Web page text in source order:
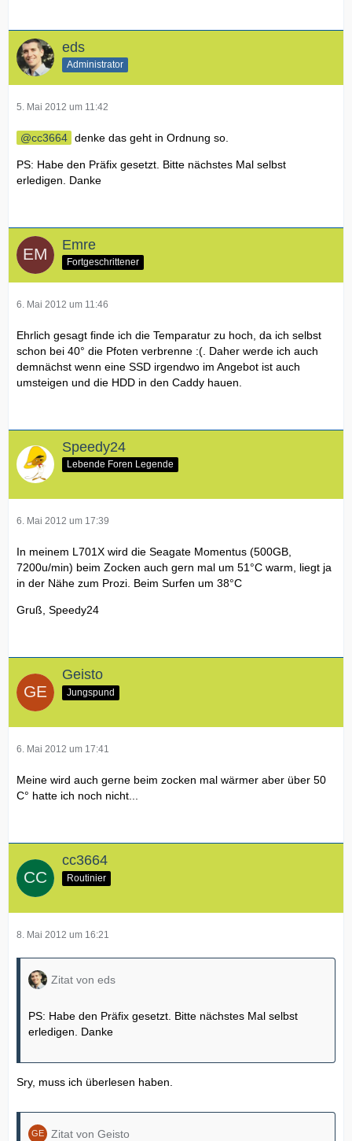
eds
Administrator
5. Mai 2012 um 11:42
cc3664 denke das geht in Ordnung so.
PS: Habe den Präfix gesetzt. Bitte nächstes Mal selbst
erledigen. Danke
Emre
Fortgeschrittener
6. Mai 2012 um 11:46
Ehrlich gesagt finde ich die Temparatur zu hoch, da ich selbst
schon bei 40° die Pfoten verbrenne :(. Daher werde ich auch
demnächst wenn eine SSD irgendwo im Angebot ist auch
umsteigen und die HDD in den Caddy hauen.
Speedy24
Lebende Foren Legende
6. Mai 2012 um 17:39
In meinem L701X wird die Seagate Momentus (500GB,
7200u/min) beim Zocken auch gern mal um 51°C warm, liegt ja
in der Nähe zum Prozi. Beim Surfen um 38°C
Gruß, Speedy24
Geisto
Jungspund
6. Mai 2012 um 17:41
Meine wird auch gerne beim zocken mal wärmer aber über 50
C° hatte ich noch nicht...
cc3664
Routinier
8. Mai 2012 um 16:21
Zitat von eds
PS: Habe den Präfix gesetzt. Bitte nächstes Mal selbst
erledigen. Danke
Sry, muss ich überlesen haben.
Zitat von Geisto